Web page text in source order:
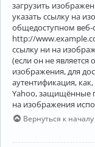
загрузить
указать ссылку на
общедоступном веб-
http://
ссылку ни на
(если он не
изображения, для
аутентификация,
Yahoo, защищённые
на изображения
Вернуться к началу